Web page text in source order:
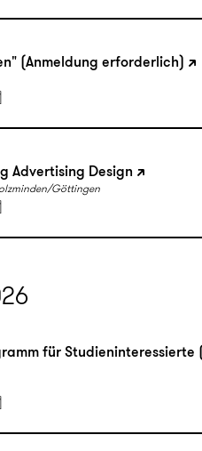
(Anmeldung erforderlich)
Advertising Design
Göttingen
für Studieninteressierte